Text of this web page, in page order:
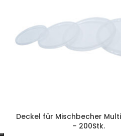
Deckel für Mischbecher
– 200Stk.